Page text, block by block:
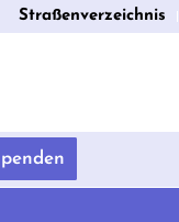
Straßenverzeichnis